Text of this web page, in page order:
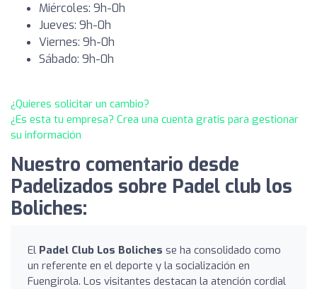
Miércoles: 9h-0h
Jueves: 9h-0h
Viernes: 9h-0h
Sábado: 9h-0h
¿Quieres solicitar un cambio?
¿Es esta tu empresa? Crea una cuenta gratis para gestionar
su información
Nuestro comentario desde
Padelizados sobre Padel club los
Boliches:
El Padel Club Los Boliches se ha consolidado como
un referente en el deporte y la socialización en
Fuengirola. Los visitantes destacan la atención cordial